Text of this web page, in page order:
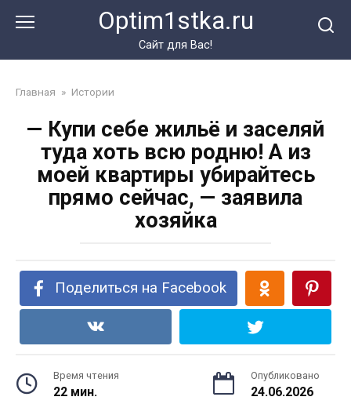
Optim1stka.ru
Сайт для Вас!
Главная » Истории
— Купи себе жильё и заселяй
туда хоть всю родню! А из
моей квартиры убирайтесь
прямо сейчас, — заявила
хозяйка
Поделиться на Facebook
Время чтения
22 мин.
Опубликовано
24.06.2026